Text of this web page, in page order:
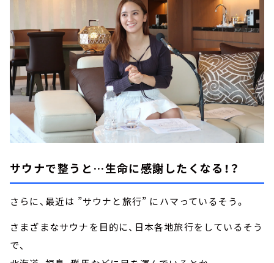
サウナで整うと…生命に感謝したくなる！？
さらに、最近は ”サウナと旅行” にハマっているそう。
さまざまなサウナを目的に、日本各地旅行をしているそう
で、